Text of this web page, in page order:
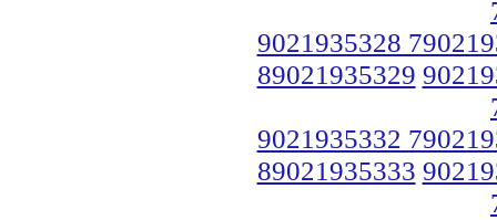
9021935328
89021935329
9021935332
89021935333